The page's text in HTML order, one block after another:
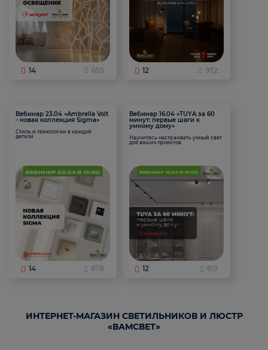
14 653 12 972
Вебинар 23.04 «Ambrella Volt
- новая коллекция Sigma»
Стиль и технологии в каждой
детали
14 678
Вебинар 16.04 «TUYA за 60
минут: первые шаги к
умному дому»
Научитесь настраивать умный свет
для ваших проектов
12 613
ИНТЕРНЕТ-МАГАЗИН СВЕТИЛЬНИКОВ И ЛЮСТР
«ВАМСВЕТ»